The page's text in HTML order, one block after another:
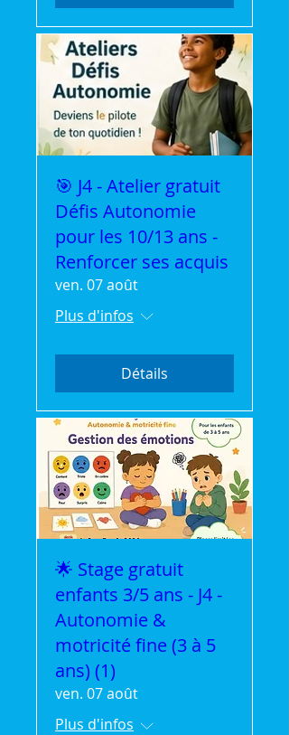
🎯 J4 - Atelier gratuit
Défis Autonomie
pour les 10/13 ans -
Renforcer ses acquis
ven. 07 août
Plus d'infos
Détails
🌟 Stage gratuit
enfants 3/5 ans - J4 -
Autonomie &
motricité fine (3 à 5
ans) (1)
ven. 07 août
Plus d'infos